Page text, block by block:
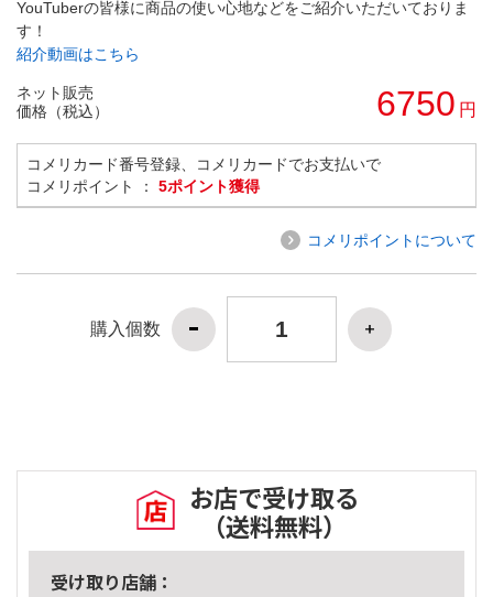
YouTuberの皆様に商品の使い心地などをご紹介いただいておりま
す！
紹介動画はこちら
ネット販売
価格（税込）
6750 円
コメリカード番号登録、コメリカードでお支払いで
コメリポイント ： 5ポイント獲得
コメリポイントについて
購入個数
お店で受け取る
（送料無料）
受け取り店舗：